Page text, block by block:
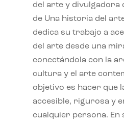
del arte y divulgadora
de Una historia del
dedica su trabajo a
del arte desde una
conectándola con la
cultura y el arte
objetivo es hacer que
accesible, rigurosa y
cualquier persona. En